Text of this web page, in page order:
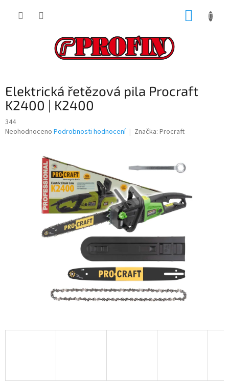
Elektrická řetězová pila Procraft
K2400 | K2400
344
Průměrné
Neohodnoceno Podrobnosti hodnocení Značka: Procraft